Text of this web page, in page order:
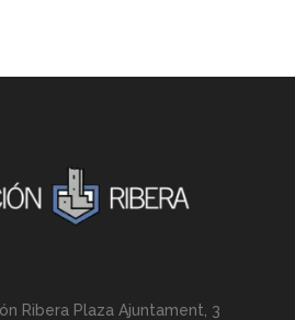
Ribera Plaza Ajuntament, 3